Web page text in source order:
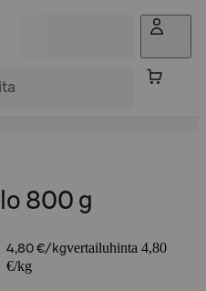
800 g
4,80 €/kgvertailuhinta 4,80
€/kg